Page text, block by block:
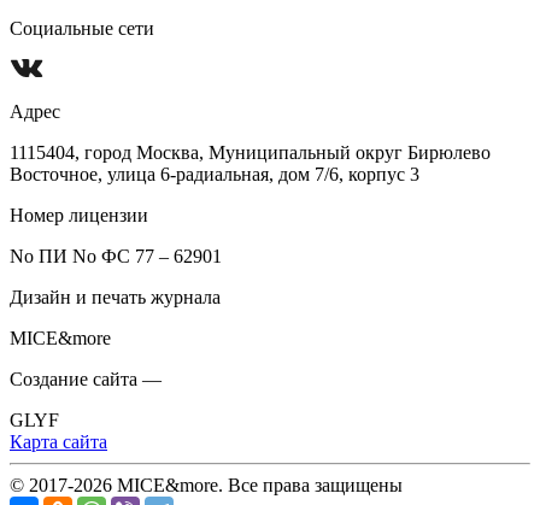
Социальные сети
Адрес
1115404, город Москва, Муниципальный округ Бирюлево
Восточное, улица 6-радиальная, дом 7/6, корпус 3
Номер лицензии
No ПИ No ФС 77 – 62901
Дизайн и печать журнала
MICE&more
Создание сайта —
GLYF
Карта сайта
© 2017-2026 MICE&more. Все права защищены